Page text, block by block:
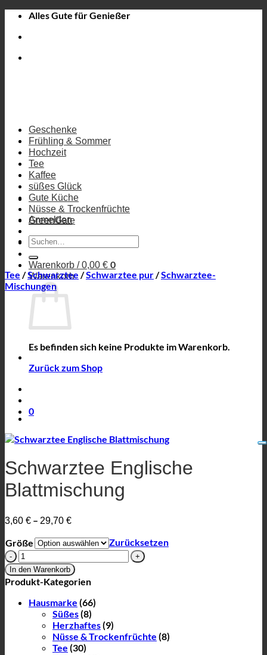
Zum
springen
Alles Gute für Genießer
Anmelden
Warenkorb /0,00 € 0
Warenkorb
Es befinden sich keine Produkte im Warenkorb.
Zurück zum Shop
0
Geschenke
Frühling & Sommer
Hochzeit
Tee
Kaffee
süßes Glück
Gute Küche
Nüsse & Trockenfrüchte
GreenGate
Suchen
nach:
Tee /Schwarztee /Schwarztee pur/Schwarztee-
Mischungen
Schwarztee Englische
Blattmischung
3,60 € – 29,70 €
Größe
Zurücksetzen
Schwarztee
Englische
Blattmischung
Menge
In den Warenkorb
Produkt-Kategorien
Hausmarke (66)
Süßes(8)
Herzhaftes(9)
Nüsse & Trockenfrüchte (8)
Tee (30)